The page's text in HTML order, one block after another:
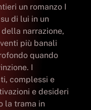
un romanzo I
di lui in un
narrazione,
più banali
quando
I
complessi e
e desideri
la trama in